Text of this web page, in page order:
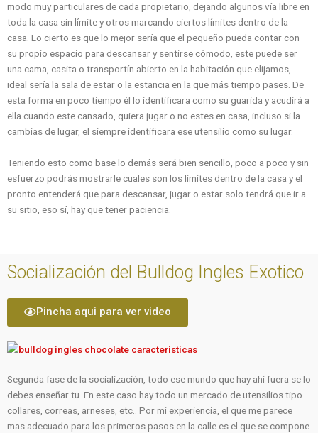
modo muy particulares de cada propietario, dejando algunos vía libre en
toda la casa sin límite y otros marcando ciertos límites dentro de la
casa. Lo cierto es que lo mejor sería que el pequeño pueda contar con
su propio espacio para descansar y sentirse cómodo, este puede ser
una cama, casita o transportín abierto en la habitación que elijamos,
ideal sería la sala de estar o la estancia en la que más tiempo pases. De
esta forma en poco tiempo él lo identificara como su guarida y acudirá a
ella cuando este cansado, quiera jugar o no estes en casa, incluso si la
cambias de lugar, el siempre identificara ese utensilio como su lugar.
Teniendo esto como base lo demás será bien sencillo, poco a poco y sin
esfuerzo podrás mostrarle cuales son los limites dentro de la casa y el
pronto entenderá que para descansar, jugar o estar solo tendrá que ir a
su sitio, eso sí, hay que tener paciencia.
Socialización del Bulldog Ingles Exotico
Pincha aqui para ver video
Segunda fase de la socialización, todo ese mundo que hay ahí fuera se lo
debes enseñar tu. En este caso hay todo un mercado de utensilios tipo
collares, correas, arneses, etc.. Por mi experiencia, el que me parece
mas adecuado para los primeros pasos en la calle es el que se compone